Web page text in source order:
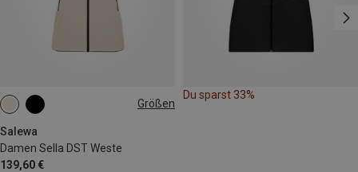
Größen
Salewa
Damen Sella DST Weste
139,60 €
XXS
L
XL
Du sparst 33%